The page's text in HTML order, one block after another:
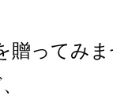
ってみま